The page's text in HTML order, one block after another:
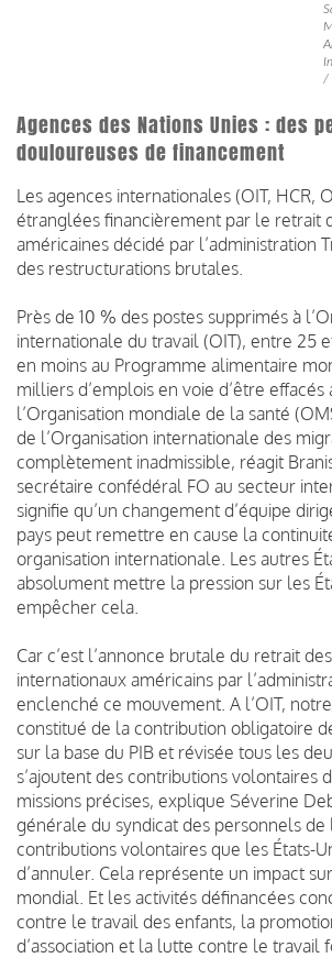
/
Agences des Nations Unies : des
douloureuses de financement
Les agences internationales (OIT, HCR,
étranglées financièrement par le retrait
américaines décidé par l’administration
des restructurations brutales.
Près de 10 % des postes supprimés à
internationale du travail (OIT), entre 25
en moins au Programme alimentaire
milliers d’emplois en voie d’être effacés
l’Organisation mondiale de la santé
de l’Organisation internationale des
complètement inadmissible, réagit
secrétaire confédéral FO au secteur
signifie qu’un changement d’équipe
pays peut remettre en cause la
organisation internationale. Les autres
absolument mettre la pression sur les
empêcher cela.
Car c’est l’annonce brutale du retrait
internationaux américains par
enclenché ce mouvement. A l’OIT,
constitué de la contribution obligatoire
sur la base du PIB et révisée tous les
s’ajoutent des contributions volontaires
missions précises, explique Séverine
générale du syndicat des personnels de
contributions volontaires que les États-
d’annuler. Cela représente un impact
mondial. Et les activités définancées
contre le travail des enfants, la
d’association et la lutte contre le travail